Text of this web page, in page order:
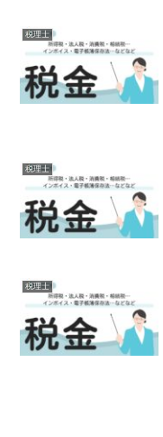
税理士
税理士
税理士